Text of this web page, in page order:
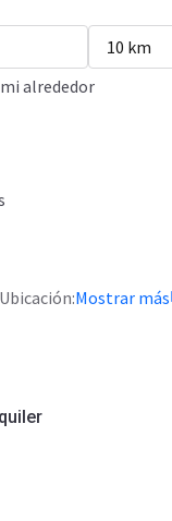
alrededor
Ubicación:Mostrar más